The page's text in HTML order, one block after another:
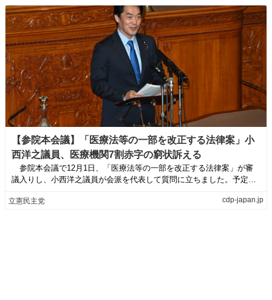
【参院本会議】「医療法等の一部を改正する法律案」小
西洋之議員、医療機関7割赤字の窮状訴える
参院本会議で12月1日、「医療法等の一部を改正する法律案」が審
議入りし、小西洋之議員が会派を代表して質問に立ちました。予定原
立憲民主党 cdp-japan.jp